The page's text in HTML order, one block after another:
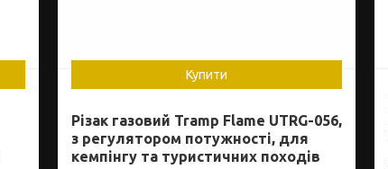
Купити
Різак газовий Tramp Flame UTRG-056,
з регулятором потужності, для
кемпінгу та туристичних походів